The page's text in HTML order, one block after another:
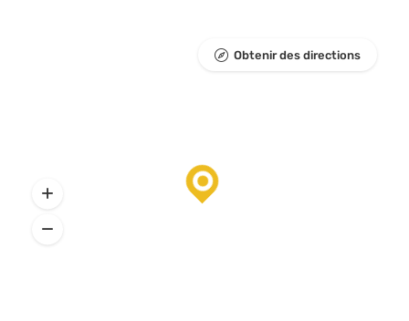
Obtenir des directions